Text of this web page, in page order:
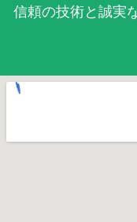
信頼の技術と誠実